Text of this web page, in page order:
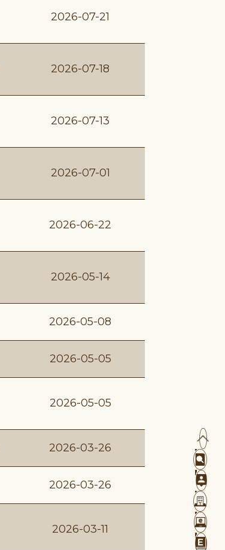
2026-07-21
2026-07-18
2026-07-13
2026-07-01
2026-06-22
2026-05-14
2026-05-08
2026-05-05
2026-05-05
2026-03-26
2026-03-26
2026-03-11